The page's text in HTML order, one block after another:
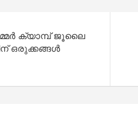
സമ്മർ ക്യാമ്പ് ജൂലൈ
ഒരുക്കങ്ങൾ